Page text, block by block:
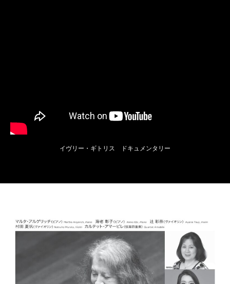
イヴリー・ギトリス ドキュメンタリー